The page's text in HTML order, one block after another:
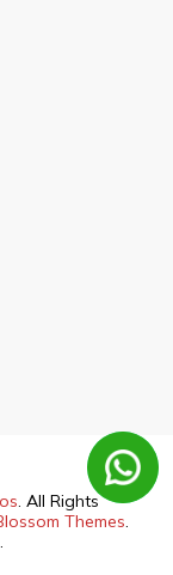
. All Rights
Themes.
.